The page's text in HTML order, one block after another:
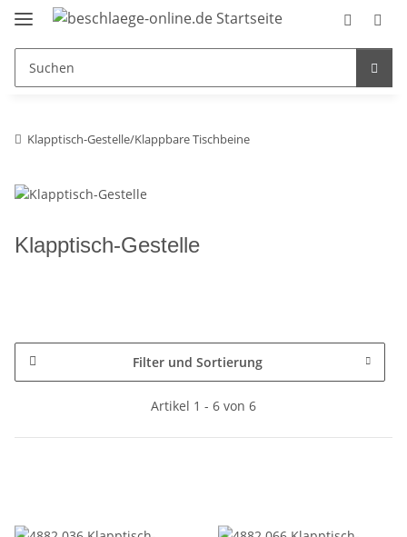
Klapptisch-Gestelle/Klappbare Tischbeine
Klapptisch-Gestelle
Filter und Sortierung
Artikel 1 - 6 von 6